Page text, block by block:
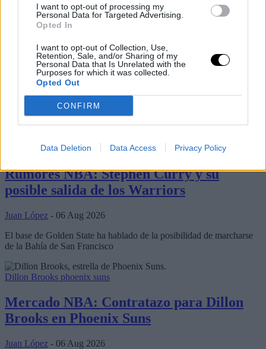
I want to opt-out of processing my
Personal Data for Targeted Advertising.
Opted In
I want to opt-out of Collection, Use,
Retention, Sale, and/or Sharing of my
Personal Data that Is Unrelated with the
Purposes for which it was collected.
Opted Out
CONFIRM
Data Deletion Data Access Privacy Policy
Últimos artículos
Stephen CurryGolden State Warriors
Rumores NBA: Stephen Curry y su
posible salida de los Warriors
Juan López - 06 Aug 2026
El base de Golden State ha hablado de la posibilidad de marcharse
de la Bahía de San Francisco
Dillon Brooks phoenix suns
Mercado NBA: Contratazo para Dillon
Brooks en Phoenix Suns
Juan López - 06 Aug 2026